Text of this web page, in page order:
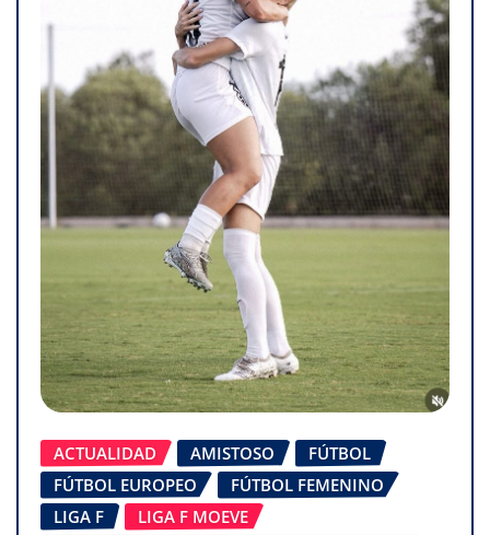
ACTUALIDAD AMISTOSO
FÚTBOL
FÚTBOL EUROPEO
FÚTBOL FEMENINO
LIGA F
LIGA F MOEVE